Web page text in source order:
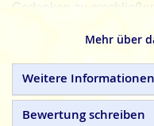
Gedanken zu erschließen.
Durch den Frieden, der
Hari Darshan, Düfte
Hari DarshanMasala
natürlichen
Mehr über
Weitere Informationen
Bewertung schreiben